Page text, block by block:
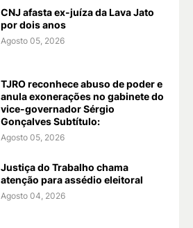
CNJ afasta ex-juíza da Lava Jato
por dois anos
Agosto 05, 2026
TJRO reconhece abuso de poder e
anula exonerações no gabinete do
vice-governador Sérgio
Gonçalves Subtítulo:
Agosto 05, 2026
Justiça do Trabalho chama
atenção para assédio eleitoral
Agosto 04, 2026